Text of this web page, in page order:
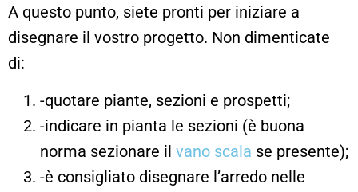
A questo punto, siete pronti per iniziare a
disegnare il vostro progetto. Non dimenticate
di:
-quotare piante, sezioni e prospetti;
-indicare in pianta le sezioni (è buona
norma sezionare il vano scala se presente);
-è consigliato disegnare l’arredo nelle